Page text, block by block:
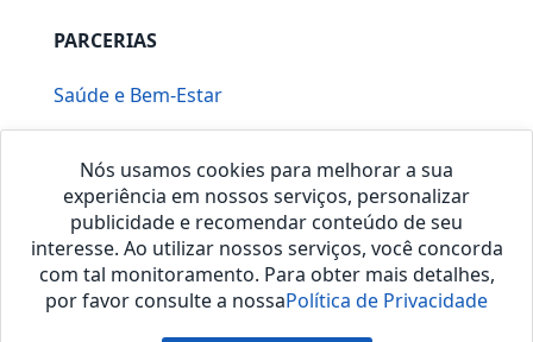
PARCERIAS
Saúde e Bem-Estar
Nós usamos cookies para melhorar a sua
experiência em nossos serviços, personalizar
publicidade e recomendar conteúdo de seu
interesse. Ao utilizar nossos serviços, você concorda
com tal monitoramento. Para obter mais detalhes,
por favor consulte a nossaPolítica de Privacidade